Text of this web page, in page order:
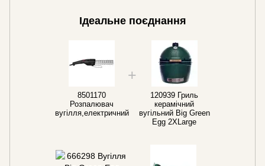
Ідеальне поєднання
8501170
Розпалювач
вугілля,електричний
120939 Гриль
керамічний
вугільний Big Green
Egg 2XLarge